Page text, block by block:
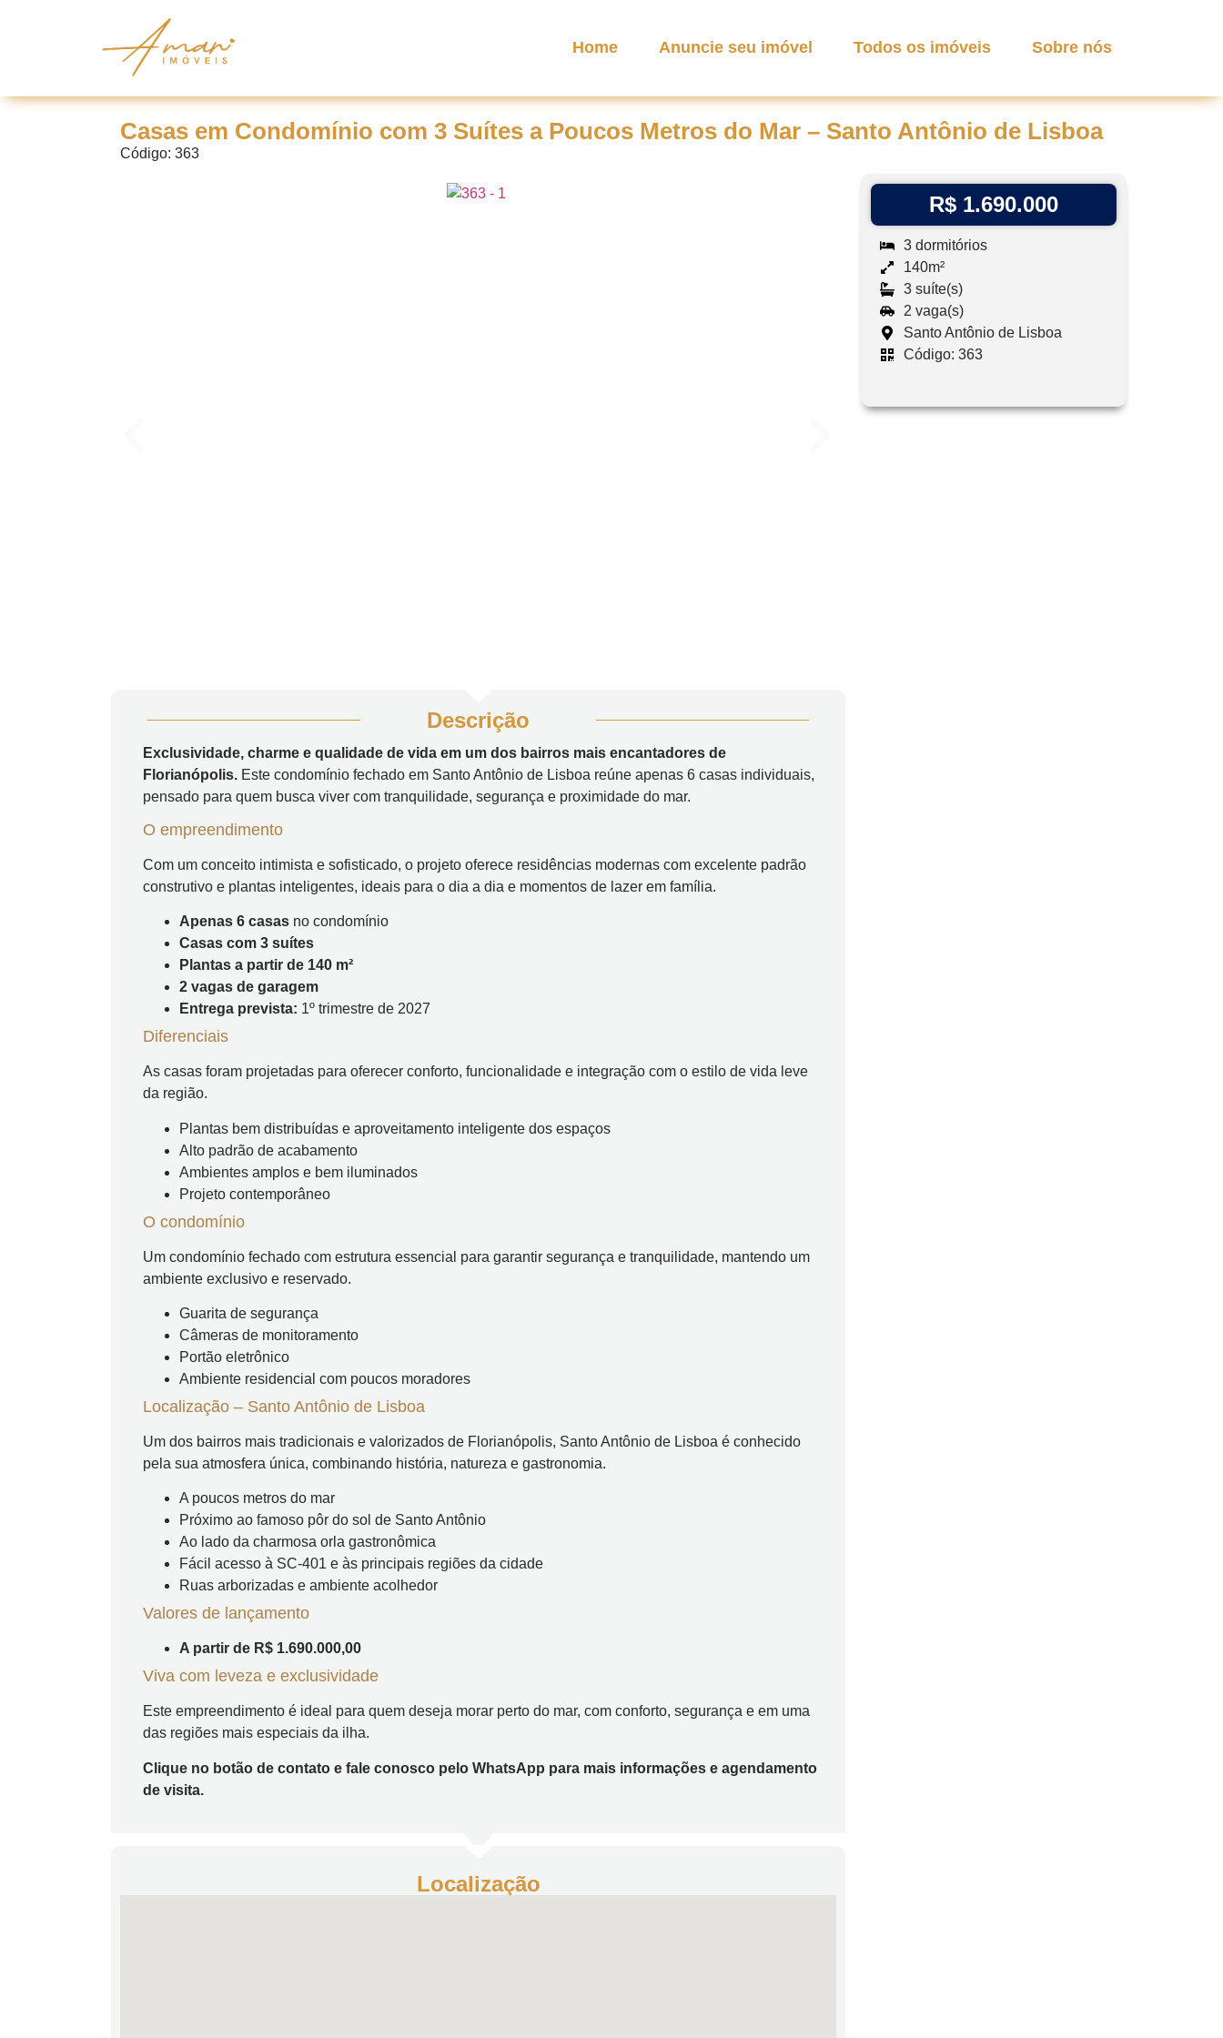
Home Anuncie seu imóvel Todos os imóveis Sobre nós
Casas em Condomínio com 3 Suítes a Poucos Metros do Mar – Santo Antônio de Lisboa
Código: 363
Descrição
Exclusividade, charme e qualidade de vida em um dos bairros mais encantadores de
Florianópolis. Este condomínio fechado em Santo Antônio de Lisboa reúne apenas 6 casas individuais,
pensado para quem busca viver com tranquilidade, segurança e proximidade do mar.
O empreendimento
Com um conceito intimista e sofisticado, o projeto oferece residências modernas com excelente padrão
construtivo e plantas inteligentes, ideais para o dia a dia e momentos de lazer em família.
Apenas 6 casas no condomínio
Casas com 3 suítes
Plantas a partir de 140 m²
2 vagas de garagem
Entrega prevista: 1º trimestre de 2027
Diferenciais
As casas foram projetadas para oferecer conforto, funcionalidade e integração com o estilo de vida leve
da região.
Plantas bem distribuídas e aproveitamento inteligente dos espaços
Alto padrão de acabamento
Ambientes amplos e bem iluminados
Projeto contemporâneo
O condomínio
Um condomínio fechado com estrutura essencial para garantir segurança e tranquilidade, mantendo um
ambiente exclusivo e reservado.
Guarita de segurança
Câmeras de monitoramento
Portão eletrônico
Ambiente residencial com poucos moradores
Localização – Santo Antônio de Lisboa
Um dos bairros mais tradicionais e valorizados de Florianópolis, Santo Antônio de Lisboa é conhecido
pela sua atmosfera única, combinando história, natureza e gastronomia.
A poucos metros do mar
Próximo ao famoso pôr do sol de Santo Antônio
Ao lado da charmosa orla gastronômica
Fácil acesso à SC-401 e às principais regiões da cidade
Ruas arborizadas e ambiente acolhedor
Valores de lançamento
A partir de R$ 1.690.000,00
Viva com leveza e exclusividade
Este empreendimento é ideal para quem deseja morar perto do mar, com conforto, segurança e em uma
das regiões mais especiais da ilha.
Clique no botão de contato e fale conosco pelo WhatsApp para mais informações e agendamento
de visita.
Localização
R$ 1.690.000
3 dormitórios
140m²
3 suíte(s)
2 vaga(s)
Santo Antônio de Lisboa
Código: 363